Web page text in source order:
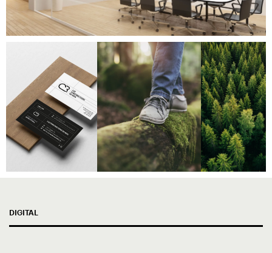
DIGITAL